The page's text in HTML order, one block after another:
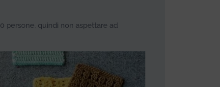
persone, quindi non aspettare ad